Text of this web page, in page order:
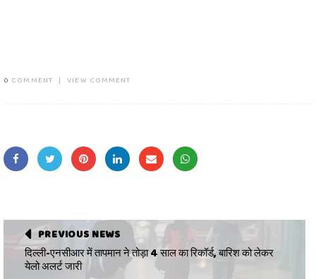
0 COMMENT | VIEW COMMENT
PREVIOUS NEWS
दिल्ली-एनसीआर में तापमान ने तोड़ा 4 साल का रिकॉर्ड, बारिश को लेकर
येलो अलर्ट जारी